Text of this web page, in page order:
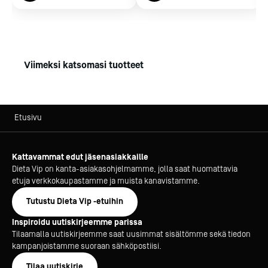
Viimeksi katsomasi tuotteet
Etusivu
Kattavammat edut jäsenasiakkaille
Dieta Vip on kanta-asiakasohjelmamme, jolla saat huomattavia
etuja verkkokaupastamme ja muista kanavistamme.
Tutustu Dieta Vip -etuihin
Inspiroidu uutiskirjeemme parissa
Tilaamalla uutiskirjeemme saat uusimmat sisältömme sekä tiedon
kampanjoistamme suoraan sähköpostiisi.